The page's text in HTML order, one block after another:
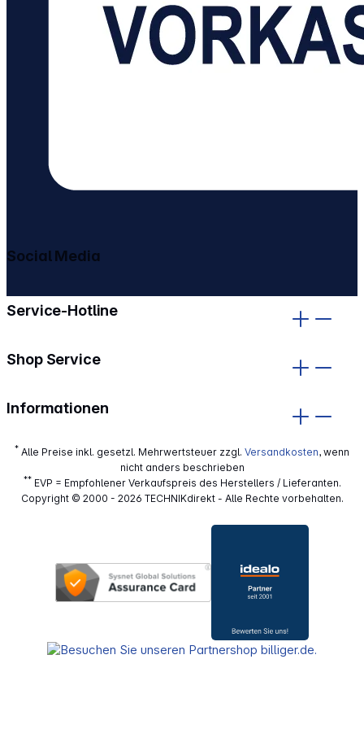
Service-Hotline
Shop Service
Informationen
Social Media
* Alle Preise inkl. gesetzl. Mehrwertsteuer zzgl. Versandkosten, wenn
nicht anders beschrieben
**EVP = Empfohlener Verkaufspreis des Herstellers / Lieferanten.
Copyright © 2000 - 2026 TECHNIKdirekt - Alle Rechte vorbehalten.